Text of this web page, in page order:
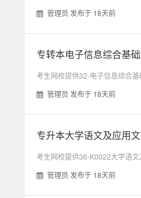
管理员 发布于 18天前
专转本电子信息综合基
考生网校提供32-电子信息综合基
管理员 发布于 18天前
专升本大学语文及应用
考生网校提供36-K0022大学语文
管理员 发布于 18天前